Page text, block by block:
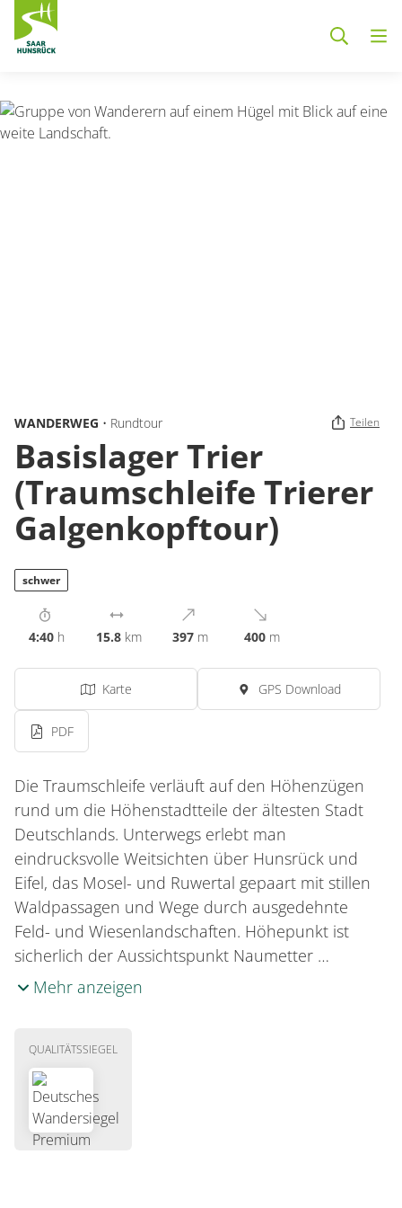
WANDERWEG • Rundtour Teilen
Basislager Trier
(Traumschleife Trierer
Galgenkopftour)
schwer
4:40 h 15.8 km 397 m 400 m
Karte GPS Download
PDF
Die Traumschleife verläuft auf den Höhenzügen
rund um die Höhenstadtteile der ältesten Stadt
Deutschlands. Unterwegs erlebt man
eindrucksvolle Weitsichten über Hunsrück und
Eifel, das Mosel- und Ruwertal gepaart mit stillen
Waldpassagen und Wege durch ausgedehnte
Feld- und Wiesenlandschaften. Höhepunkt ist
sicherlich der Aussichtspunkt Naumetter …
Mehr anzeigen
QUALITÄTSSIEGEL